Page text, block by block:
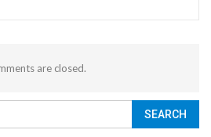
are closed.